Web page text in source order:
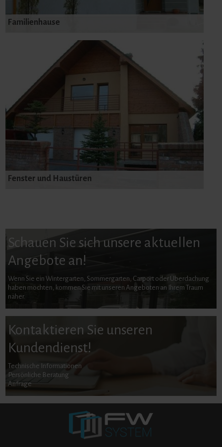
Familienhause
Fenster und Haustüren
Schauen Sie sich unsere aktuellen
Angebote an!
Wenn Sie ein Wintergarten, Sommergarten, Carport oder Überdachung
haben möchten, kommen Sie mit unseren Angeboten an Ihrem Traum
näher.
Kontaktieren Sie unseren
Kundendienst!
Technische Informationen
Persönliche Beratung
Anfrage